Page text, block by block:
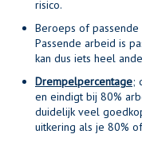
risico.
Beroeps of
Passende arbeid is
kan dus iets heel
Drempelpercentage;
en eindigt bij 80%
duidelijk veel
uitkering als je 80%